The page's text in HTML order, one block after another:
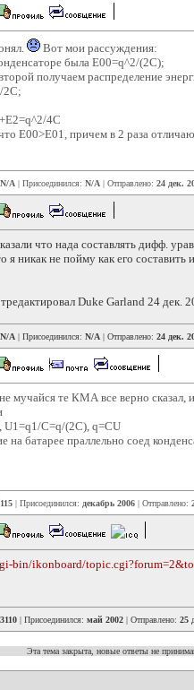
Вот мои рассуждения:
была E00=q^2/(2C);
получаем распределение
2C;
4C
E00>E01, причем в 2 раза
N/A | Присоединился: N/A | Отправлено: 24 дек.
что нада составлять дифф.
я никак не пойму как его составить
Duke Garland 24 дек.
N/A | Присоединился: N/A | Отправлено: 24 дек.
мучайся те КМА все верно сказал,
C=q/(2C), q=CU
на батарее праллельно соед
115 | Присоединился: декабрь 2006 | Отправлено:
bin/ikonboard/
3110 | Присоединился: май 2002 | Отправлено: 25
Эта тема закрыта, новые ответы не